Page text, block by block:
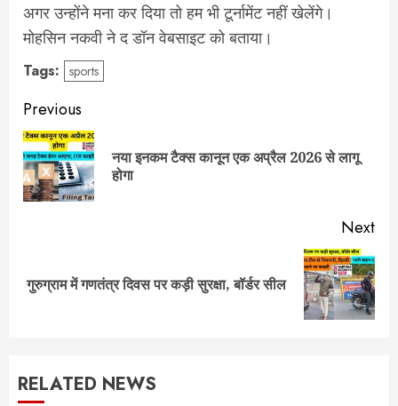
अगर उन्होंने मना कर दिया तो हम भी टूर्नामेंट नहीं खेलेंगे।
मोहसिन नकवी ने द डॉन वेबसाइट को बताया।
Tags: sports
Post
navigation
Previous
नया इनकम टैक्स कानून एक अप्रैल 2026 से लागू
होगा
Next
Next
गुरुग्राम में गणतंत्र दिवस पर कड़ी सुरक्षा, बॉर्डर सील
RELATED NEWS